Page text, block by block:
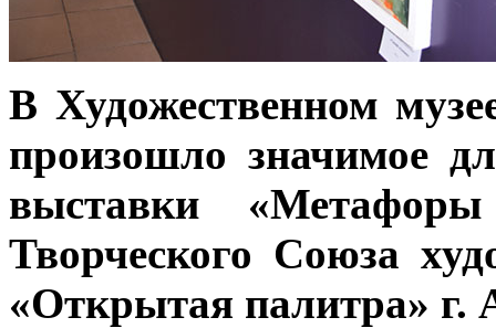
В Художественном
произошло значимое
выставки
Творческого Союза
«Открытая палитра» г.